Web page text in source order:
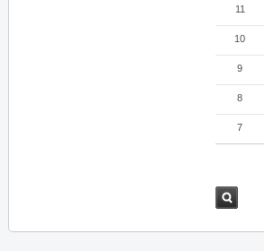
11
10
9
8
7